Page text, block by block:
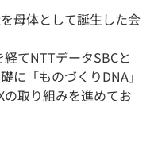
母体として誕生した会
てNTTデータSBCと
に「ものづくりDNA」
取り組みを進めてお